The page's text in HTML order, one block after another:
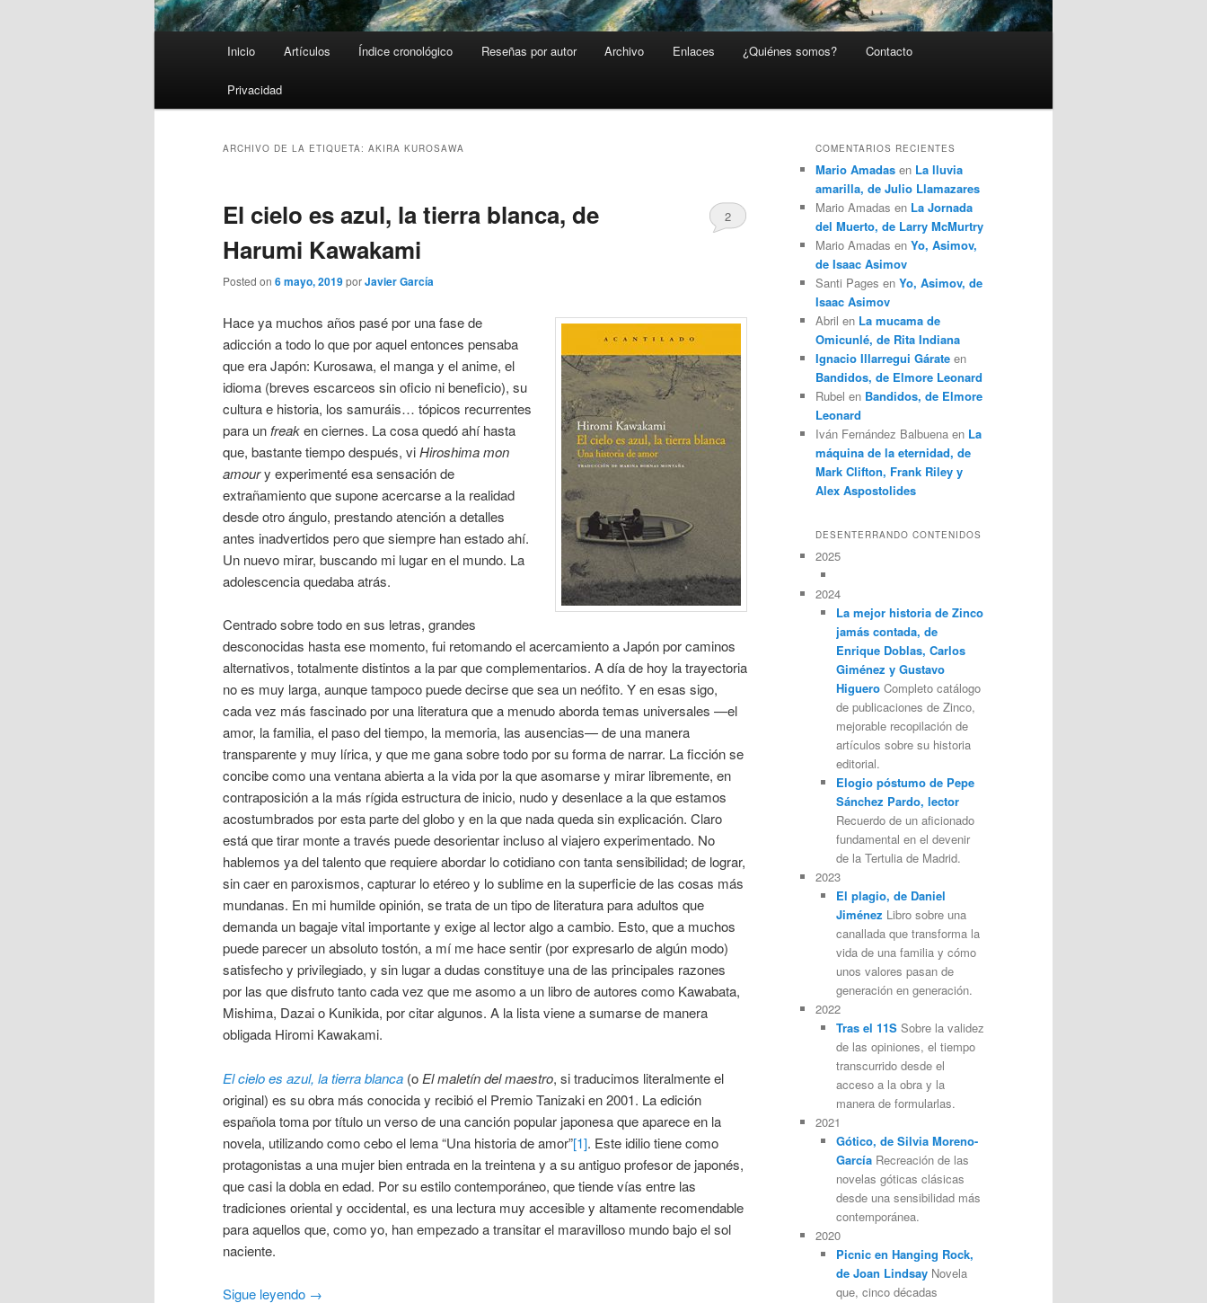
Inicio Artículos Índice cronológico Reseñas por autor Archivo Enlaces ¿Quiénes somos? Contacto
Privacidad
ARCHIVO DE LA ETIQUETA: AKIRA KUROSAWA
El cielo es azul, la tierra blanca, de
Harumi Kawakami
Posted on 6 mayo, 2019porJavier García
2
Hace ya muchos años pasé por una fase de
adicción a todo lo que por aquel entonces pensaba
que era Japón: Kurosawa, el manga y el anime, el
idioma (breves escarceos sin oficio ni beneficio), su
cultura e historia, los samuráis… tópicos recurrentes
para un freaken ciernes. La cosa quedó ahí hasta
que, bastante tiempo después, viHiroshima mon
amoury experimenté esa sensación de
extrañamiento que supone acercarse a la realidad
desde otro ángulo, prestando atención a detalles
antes inadvertidos pero que siempre han estado ahí.
Un nuevo mirar, buscando mi lugar en el mundo. La
adolescencia quedaba atrás.
Centrado sobre todo en sus letras, grandes
desconocidas hasta ese momento, fui retomando el acercamiento a Japón por caminos
alternativos, totalmente distintos a la par que complementarios. A día de hoy la trayectoria
no es muy larga, aunque tampoco puede decirse que sea un neófito. Y en esas sigo,
cada vez más fascinado por una literatura que a menudo aborda temas universales —el
amor, la familia, el paso del tiempo, la memoria, las ausencias— de una manera
transparente y muy lírica, y que me gana sobre todo por su forma de narrar. La ficción se
concibe como una ventana abierta a la vida por la que asomarse y mirar libremente, en
contraposición a la más rígida estructura de inicio, nudo y desenlace a la que estamos
acostumbrados por esta parte del globo y en la que nada queda sin explicación. Claro
está que tirar monte a través puede desorientar incluso al viajero experimentado. No
hablemos ya del talento que requiere abordar lo cotidiano con tanta sensibilidad; de lograr,
sin caer en paroxismos, capturar lo etéreo y lo sublime en la superficie de las cosas más
mundanas. En mi humilde opinión, se trata de un tipo de literatura para adultos que
demanda un bagaje vital importante y exige al lector algo a cambio. Esto, que a muchos
puede parecer un absoluto tostón, a mí me hace sentir (por expresarlo de algún modo)
satisfecho y privilegiado, y sin lugar a dudas constituye una de las principales razones
por las que disfruto tanto cada vez que me asomo a un libro de autores como Kawabata,
Mishima, Dazai o Kunikida, por citar algunos. A la lista viene a sumarse de manera
obligada Hiromi Kawakami.
El cielo es azul, la tierra blanca (o El maletín del maestro, si traducimos literalmente el
original) es su obra más conocida y recibió el Premio Tanizaki en 2001. La edición
española toma por título un verso de una canción popular japonesa que aparece en la
novela, utilizando como cebo el lema “Una historia de amor”[1]. Este idilio tiene como
protagonistas a una mujer bien entrada en la treintena y a su antiguo profesor de japonés,
que casi la dobla en edad. Por su estilo contemporáneo, que tiende vías entre las
tradiciones oriental y occidental, es una lectura muy accesible y altamente recomendable
para aquellos que, como yo, han empezado a transitar el maravilloso mundo bajo el sol
naciente.
Sigue leyendo →
COMENTARIOS RECIENTES
Mario Amadas en La lluvia
amarilla, de Julio Llamazares
Mario Amadas en La Jornada
del Muerto, de Larry McMurtry
Mario Amadas en Yo, Asimov,
de Isaac Asimov
Santi Pages en Yo, Asimov, de
Isaac Asimov
Abril en La mucama de
Omicunlé, de Rita Indiana
Ignacio Illarregui Gárate en
Bandidos, de Elmore Leonard
Rubel en Bandidos, de Elmore
Leonard
Iván Fernández Balbuena en La
máquina de la eternidad, de
Mark Clifton, Frank Riley y
Alex Aspostolides
DESENTERRANDO CONTENIDOS
2025
2024
La mejor historia de Zinco
jamás contada, de
Enrique Doblas, Carlos
Giménez y Gustavo
HigueroCompleto catálogo
de publicaciones de Zinco,
mejorable recopilación de
artículos sobre su historia
editorial.
Elogio póstumo de Pepe
Sánchez Pardo, lector
Recuerdo de un aficionado
fundamental en el devenir
de la Tertulia de Madrid.
2023
El plagio, de Daniel
Jiménez Libro sobre una
canallada que transforma la
vida de una familia y cómo
unos valores pasan de
generación en generación.
2022
Tras el 11SSobre la validez
de las opiniones, el tiempo
transcurrido desde el
acceso a la obra y la
manera de formularlas.
2021
Gótico, de Silvia Moreno-
GarcíaRecreación de las
novelas góticas clásicas
desde una sensibilidad más
contemporánea.
2020
Picnic en Hanging Rock,
de Joan LindsayNovela
que, cinco décadas